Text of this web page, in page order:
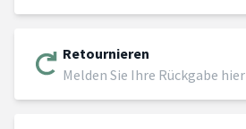
Retournieren
Melden Sie Ihre Rückgabe hier